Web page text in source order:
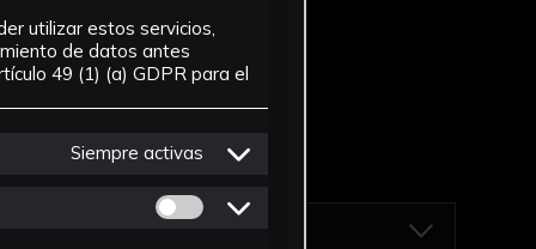
utilizar estos servicios,
de datos antes
49 (1) (a) GDPR para el
Siempre activas
Permitir cookies de Personalizacion